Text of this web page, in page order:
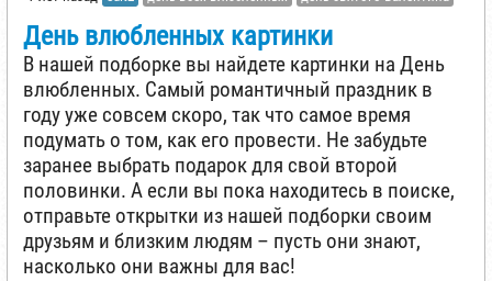
День влюбленных картинки
В нашей подборке вы найдете картинки на День
влюбленных. Самый романтичный праздник в
году уже совсем скоро, так что самое время
подумать о том, как его провести. Не забудьте
заранее выбрать подарок для свой второй
половинки. А если вы пока находитесь в поиске,
отправьте открытки из нашей подборки своим
друзьям и близким людям – пусть они знают,
насколько они важны для вас!